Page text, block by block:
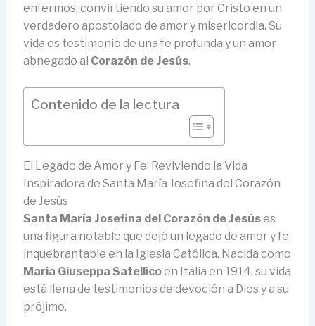
enfermos, convirtiendo su amor por Cristo en un
verdadero apostolado de amor y misericordia. Su
vida es testimonio de una fe profunda y un amor
abnegado al Corazón de Jesús.
Contenido de la lectura
El Legado de Amor y Fe: Reviviendo la Vida
Inspiradora de Santa María Josefina del Corazón
de Jesús
Santa María Josefina del Corazón de Jesúses
una figura notable que dejó un legado de amor y fe
inquebrantable en la Iglesia Católica. Nacida como
Maria Giuseppa Satellicoen Italia en 1914, su vida
está llena de testimonios de devoción a Dios y a su
prójimo.